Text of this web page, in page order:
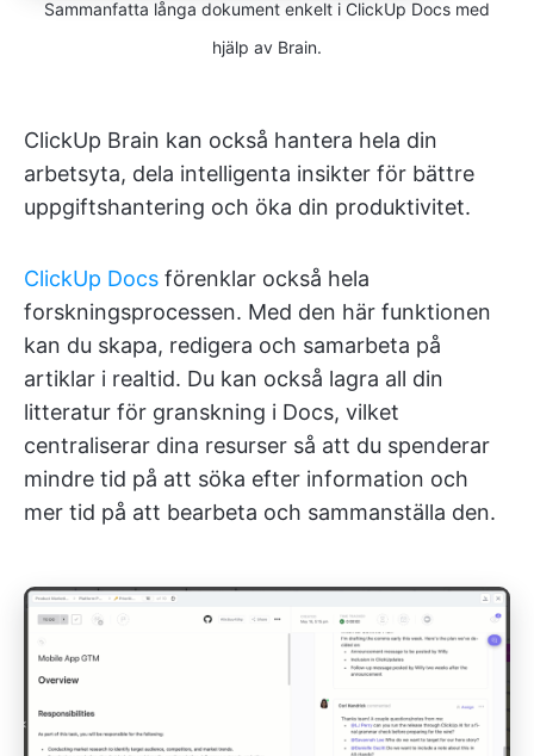
Sammanfatta långa dokument enkelt i ClickUp Docs med
hjälp av Brain.
ClickUp Brain kan också hantera hela din
arbetsyta, dela intelligenta insikter för bättre
uppgiftshantering och öka din produktivitet.
ClickUp Docs förenklar också hela
forskningsprocessen. Med den här funktionen
kan du skapa, redigera och samarbeta på
artiklar i realtid. Du kan också lagra all din
litteratur för granskning i Docs, vilket
centraliserar dina resurser så att du spenderar
mindre tid på att söka efter information och
mer tid på att bearbeta och sammanställa den.